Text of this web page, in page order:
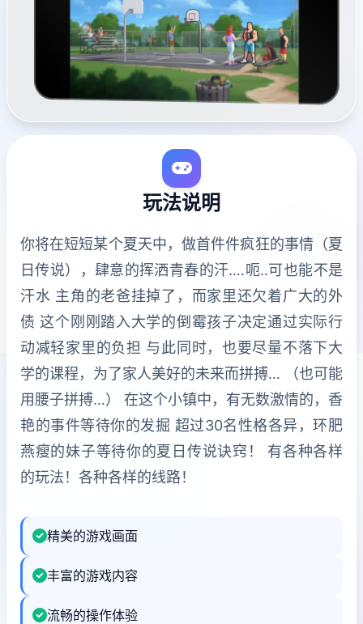
玩法说明
你将在短短某个夏天中，做首件件疯狂的事情（夏
日传说），肆意的挥洒青春的汗….呃..可也能不是
汗水 主角的老爸挂掉了，而家里还欠着广大的外
债 这个刚刚踏入大学的倒霉孩子决定通过实际行
动减轻家里的负担 与此同时，也要尽量不落下大
学的课程，为了家人美好的未来而拼搏… （也可能
用腰子拼搏…） 在这个小镇中，有无数激情的，香
艳的事件等待你的发掘 超过30名性格各异，环肥
燕瘦的妹子等待你的夏日传说诀窍！ 有各种各样
的玩法！各种各样的线路！
精美的游戏画面
丰富的游戏内容
流畅的操作体验